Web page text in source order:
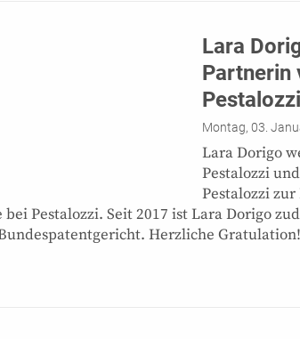
Lara
Partnerin
Pestalozzi
Montag, 03.
Lara Dorigo
Pestalozzi
Pestalozzi
bei Pestalozzi. Seit 2017 ist Lara Dorigo
Herzliche Gratulation!